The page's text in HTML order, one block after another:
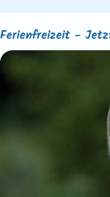
Ferienfreizeit -